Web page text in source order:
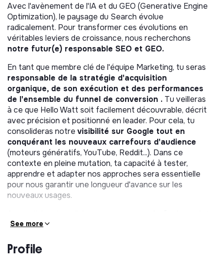
Avec l'avènement de l'IA et du GEO (Generative Engine
Optimization), le paysage du Search évolue
radicalement. Pour transformer ces évolutions en
véritables leviers de croissance, nous recherchons
notre futur(e) responsable SEO et GEO.
En tant que membre clé de l'équipe Marketing, tu seras
responsable de la stratégie d'acquisition
organique, de son exécution et des performances
de l'ensemble du funnel de conversion . Tu veilleras
à ce que Hello Watt soit facilement découvrable, décrit
avec précision et positionné en leader. Pour cela, tu
consolideras notre visibilité sur Google tout en
conquérant les nouveaux carrefours d'audience
(moteurs génératifs, YouTube, Reddit...). Dans ce
contexte en pleine mutation, ta capacité à tester,
apprendre et adapter nos approches sera essentielle
pour nous garantir une longueur d'avance sur les
nouveaux usages.
SEO, l’équipe content SEO,
avec les équipes Brand, Produit-Tech, et Data pour
faire avancer au mieux les sujets SEO.
See more
Profile